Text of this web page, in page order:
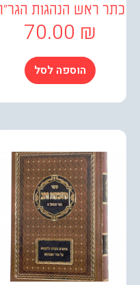
ראש הנהגות הגר"ח
70.00
הוספה לסל